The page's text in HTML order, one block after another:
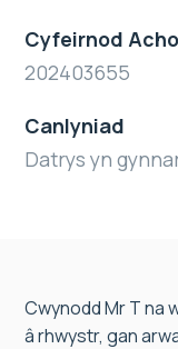
Cyfeirnod
202403655
Canlyniad
Datrys yn
Cwynodd Mr T na
â rhwystr, gan